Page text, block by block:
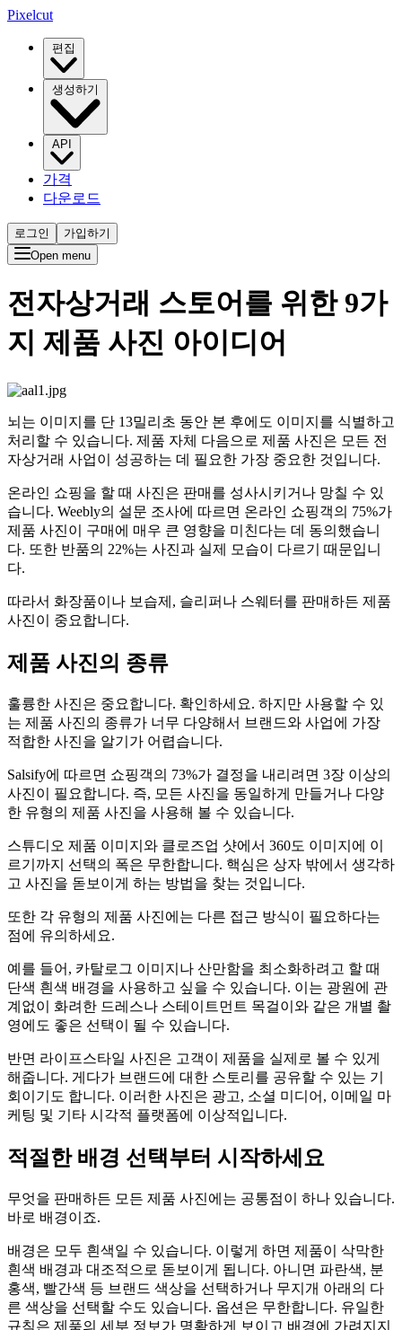
Pixelcut
편집
생성하기
API
가격
다운로드
로그인
가입하기
Open menu
전자상거래 스토어를 위한 9가
지 제품 사진 아이디어
뇌는 이미지를 단 13밀리초 동안 본 후에도 이미지를 식별하고
처리할 수 있습니다. 제품 자체 다음으로 제품 사진은 모든 전
자상거래 사업이 성공하는 데 필요한 가장 중요한 것입니다.
온라인 쇼핑을 할 때 사진은 판매를 성사시키거나 망칠 수 있
습니다. Weebly의 설문 조사에 따르면 온라인 쇼핑객의 75%가
제품 사진이 구매에 매우 큰 영향을 미친다는 데 동의했습니
다. 또한 반품의 22%는 사진과 실제 모습이 다르기 때문입니
다.
따라서 화장품이나 보습제, 슬리퍼나 스웨터를 판매하든 제품
사진이 중요합니다.
제품 사진의 종류
훌륭한 사진은 중요합니다. 확인하세요. 하지만 사용할 수 있
는 제품 사진의 종류가 너무 다양해서 브랜드와 사업에 가장
적합한 사진을 알기가 어렵습니다.
Salsify에 따르면 쇼핑객의 73%가 결정을 내리려면 3장 이상의
사진이 필요합니다. 즉, 모든 사진을 동일하게 만들거나 다양
한 유형의 제품 사진을 사용해 볼 수 있습니다.
스튜디오 제품 이미지와 클로즈업 샷에서 360도 이미지에 이
르기까지 선택의 폭은 무한합니다. 핵심은 상자 밖에서 생각하
고 사진을 돋보이게 하는 방법을 찾는 것입니다.
또한 각 유형의 제품 사진에는 다른 접근 방식이 필요하다는
점에 유의하세요.
예를 들어, 카탈로그 이미지나 산만함을 최소화하려고 할 때
단색 흰색 배경을 사용하고 싶을 수 있습니다. 이는 광원에 관
계없이 화려한 드레스나 스테이트먼트 목걸이와 같은 개별 촬
영에도 좋은 선택이 될 수 있습니다.
반면 라이프스타일 사진은 고객이 제품을 실제로 볼 수 있게
해줍니다. 게다가 브랜드에 대한 스토리를 공유할 수 있는 기
회이기도 합니다. 이러한 사진은 광고, 소셜 미디어, 이메일 마
케팅 및 기타 시각적 플랫폼에 이상적입니다.
적절한 배경 선택부터 시작하세요
무엇을 판매하든 모든 제품 사진에는 공통점이 하나 있습니다.
바로 배경이죠.
배경은 모두 흰색일 수 있습니다. 이렇게 하면 제품이 삭막한
흰색 배경과 대조적으로 돋보이게 됩니다. 아니면 파란색, 분
홍색, 빨간색 등 브랜드 색상을 선택하거나 무지개 아래의 다
른 색상을 선택할 수도 있습니다. 옵션은 무한합니다. 유일한
규칙은 제품의 세부 정보가 명확하게 보이고 배경에 가려지지